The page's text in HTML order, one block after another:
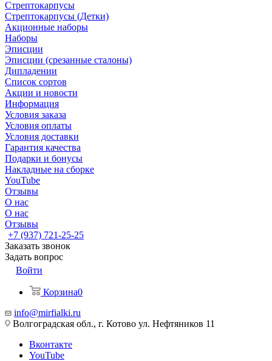
Стрептокарпусы
Стрептокарпусы (Детки)
Акционные наборы
Наборы
Эписции
Эписции (срезанные сталоны)
Дипладении
Список сортов
Акции и новости
Информация
Условия заказа
Условия оплаты
Условия доставки
Гарантия качества
Подарки и бонусы
Накладные на сборке
YouTube
Отзывы
О нас
О нас
Отзывы
+7 (937) 721-25-25
Заказать звонок
Задать вопрос
Войти
Корзина0
info@mirfialki.ru
Волгоградская обл., г. Котово ул. Нефтяников 11
Вконтакте
YouTube